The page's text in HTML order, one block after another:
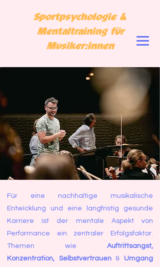
Sportpsychologie &
Mentaltraining für
Musiker:innen
Für eine nachhaltige musikalische
Entwicklung und eine langfristig gesunde
Karriere ist der mentale Aspekt von
Performance ein zentraler Erfolgsfaktor.
Themen wie Auftrittsangst,
Konzentration,
Selbstvertrauen& Umgang